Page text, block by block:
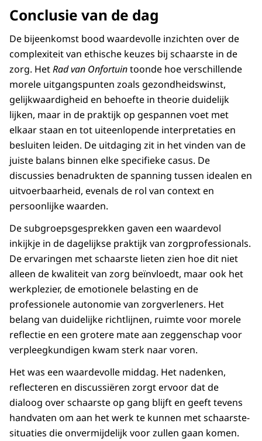
Conclusie van de dag
De bijeenkomst bood waardevolle inzichten over de
complexiteit van ethische keuzes bij schaarste in de
zorg. HetRad van Onfortuintoonde hoe verschillende
morele uitgangspunten zoals gezondheidswinst,
gelijkwaardigheid en behoefte in theorie duidelijk
lijken, maar in de praktijk op gespannen voet met
elkaar staan en tot uiteenlopende interpretaties en
besluiten leiden. De uitdaging zit in het vinden van de
juiste balans binnen elke specifieke casus. De
discussies benadrukten de spanning tussen idealen en
uitvoerbaarheid, evenals de rol van context en
persoonlijke waarden.
De subgroepsgesprekken gaven een waardevol
inkijkje in de dagelijkse praktijk van zorgprofessionals.
De ervaringen met schaarste lieten zien hoe dit niet
alleen de kwaliteit van zorg beïnvloedt, maar ook het
werkplezier, de emotionele belasting en de
professionele autonomie van zorgverleners. Het
belang van duidelijke richtlijnen, ruimte voor morele
reflectie en een grotere mate aan zeggenschap voor
verpleegkundigen kwam sterk naar voren.
Het was een waardevolle middag. Het nadenken,
reflecteren en discussiëren zorgt ervoor dat de
dialoog over schaarste op gang blijft en geeft tevens
handvaten om aan het werk te kunnen met schaarste-
situaties die onvermijdelijk voor zullen gaan komen.